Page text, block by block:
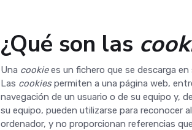
¿Qué son las
Una cookiees un fichero que se descarga
Las cookiespermiten a una página web,
navegación de un usuario o de su equipo y,
su equipo, pueden utilizarse para reconocer
ordenador, y no proporcionan referencias